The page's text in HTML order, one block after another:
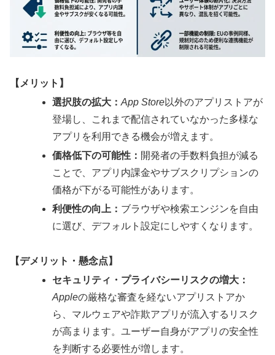
【メリット】
選択肢の拡大：App Store以外のアプリストアが
登場し、これまで配信されていなかった多様な
アプリを利用できる機会が増えます。
価格低下の可能性： 開発者の手数料負担が減る
ことで、アプリ内課金やサブスクリプションの
価格が下がる可能性があります。
利便性の向上： ブラウザや検索エンジンを自由
に選び、デフォルト設定にしやすくなります。
【デメリット・懸念点】
セキュリティ・プライバシーリスクの増大：
Appleの厳格な審査を経ないアプリストアか
ら、マルウェアや詐欺アプリが流入するリスク
が高まります。ユーザー自身がアプリの安全性
を判断する必要性が増します。